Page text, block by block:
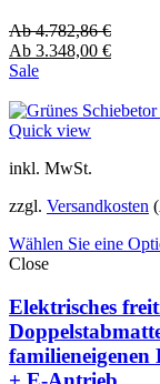
Ab4.782,86€
Ab 3.348,00 €
Sale
Quick view
inkl. MwSt.
zzgl. Versandkosten
Wählen Sie eine
Close
Elektrisches